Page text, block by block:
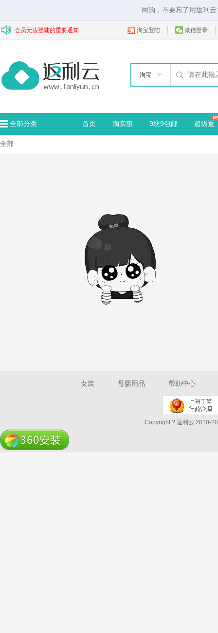
网购，不要忘了用返利
会员无法登陆的重要通知 淘宝登陆 微信登录
淘宝
全部分类 首页 淘实惠 9块9包邮 超级返
全部
女装 母婴用品 帮助中心
Copyright ? 返利云 2010-